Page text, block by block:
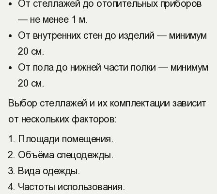
От стеллажей до отопительных приборов
— не менее 1 м.
От внутренних стен до изделий — минимум
20 см.
От пола до нижней части полки — минимум
20 см.
Выбор стеллажей и их комплектации зависит
от нескольких факторов:
Площади помещения.
Объёма спецодежды.
Вида одежды.
Частоты использования.